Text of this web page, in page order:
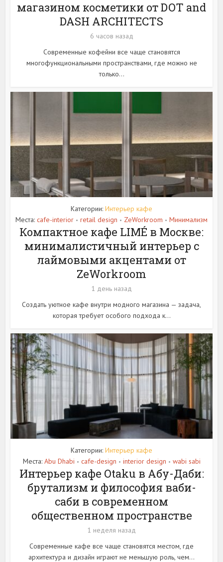
магазином косметики от DOT and
DASH ARCHITECTS
6 часов назад
Современные кофейни все чаще становятся
многофункциональными пространствами, где можно не
только...
Категории: Интерьер кафе
Места: cafe-interior • retail design • ZeWorkroom • Минимализм
Компактное кафе LIMÉ в Москве:
минималистичный интерьер с
лаймовыми акцентами от
ZeWorkroom
1 день назад
Создать уютное кафе внутри модного магазина — задача,
которая требует особого подхода к...
Категории: Интерьер кафе
Места: Abu Dhabi • cafe-design • interior design • wabi sabi
Интерьер кафе Otaku в Абу-Даби:
брутализм и философия ваби-
саби в современном
общественном пространстве
1 неделя назад
Современные кафе все чаще становятся местом, где
архитектура и дизайн играют не меньшую роль, чем...